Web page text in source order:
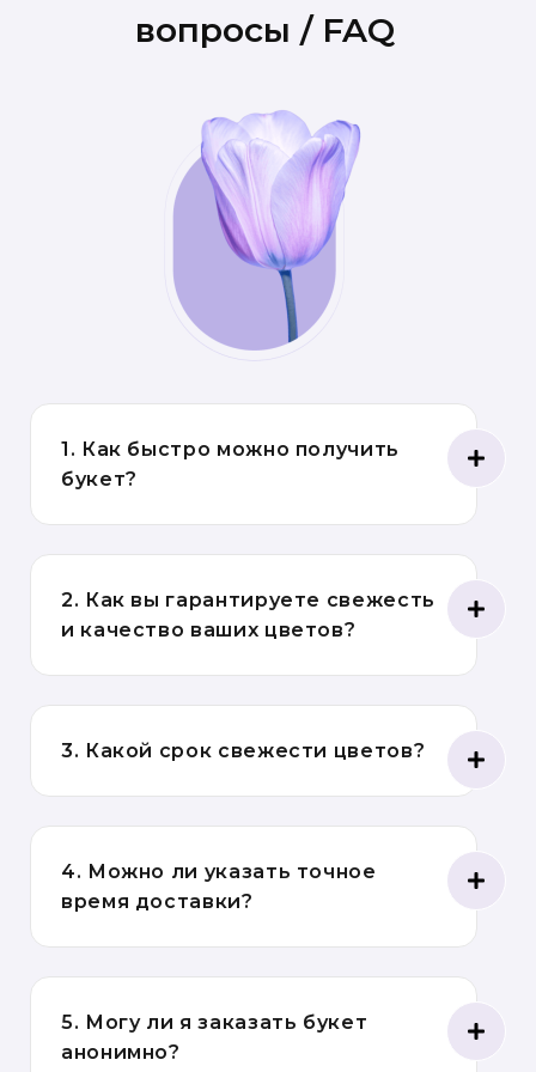
вопросы / FAQ
1. Как быстро можно получить
букет?
2. Как вы гарантируете свежесть
и качество ваших цветов?
3. Какой срок свежести цветов?
4. Можно ли указать точное
время доставки?
5. Могу ли я заказать букет
анонимно?